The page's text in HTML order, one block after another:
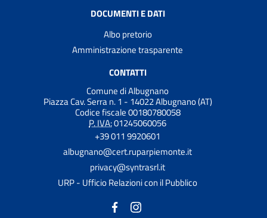
DOCUMENTI E DATI
Albo pretorio
Amministrazione trasparente
CONTATTI
Comune di Albugnano
Piazza Cav. Serra n. 1 - 14022 Albugnano (AT)
Codice fiscale 00180780058
P. IVA:01245060056
+39 011 9920601
albugnano@cert.ruparpiemonte.it
privacy@syntrasrl.it
URP - Ufficio Relazioni con il Pubblico